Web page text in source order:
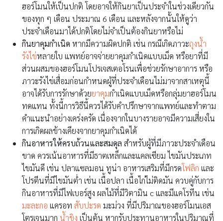
ฮอร์โมนให้เป็นปกติ โดยอาจให้กินยาเป็นประจำในช่วงเดียวกัน
ของทุก ๆ เดือน ประมาณ 6 เดือน และหลังจากนั้นให้ดูว่า
ประจำเดือนมาได้ปกติโดยไม่จำเป็นต้องกินยาหรือไม่
กินยาคุมกำเนิด หากมีความผิดปกติ เช่น กรณีเกิดภาวะถุงน้ำ
รังไข่หลายใบ แพทย์อาจจ่ายยาคุมกำเนิดแบบเม็ด หรือยาที่มี
ส่วนผสมของฮอร์โมนโปรเจสเตอโรนเพื่อช่วยรักษาอาการ หรือ
ภาวะรังไข่เสื่อมก่อนกำหนดผู้ที่ประจำเดือนไม่มาจากสาเหตุนี้
อาจได้รับการรักษาด้วยยาคุมกำเนิดแบบเม็ดหรือกลุ่มยาฮอร์โมน
ทดแทน ทั้งนี้การวิธีนี้ควรได้รับคำปรึกษาจากแพทย์และทำตาม
คำแนะนำอย่างเคร่งครัด เนื่องจากในบางรายอาจมีความเสี่ยงใน
การเกิดผลข้างเคียงจากยาคุมกำเนิดได้
กินอาหารให้ครบถ้วนและสมดุล สำหรับผู้ที่มีภาวะประจำเดือน
ขาด ควรเน้นอาหารที่มีธาตเหล็กและแคลเซียม ไขมันประเภท
ไขมันดี เช่น ปลาแซลมอน ทูน่า อาหารเสริมที่มีกรดโฟลิก และ
โปรตีนที่มีไขมันต่ำ เช่น เนื้อปลา เนื้อไก่ไม่ติดมัน ควบคู่กับการ
กินอาหารที่มีไฟเบอร์สูง ผลไม้ที่มีวิตามิน c และมีแคโรทีน เช่น
มะละกอ แครอท สับปะรด มะม่วง ที่มีปริมาณของฮอร์โมนเอส
โตรเจนมาก น้ำขิง เป็นต้น หากรับประทานอาหารในปริมาณที่